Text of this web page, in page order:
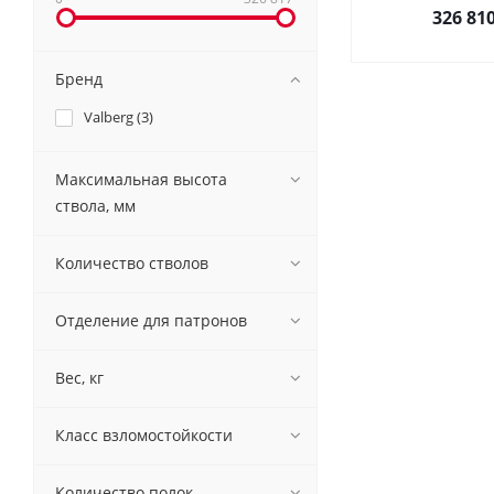
326
Бренд
Valberg (3)
Максимальная высота
ствола, мм
Количество стволов
Отделение для патронов
Вес, кг
Класс взломостойкости